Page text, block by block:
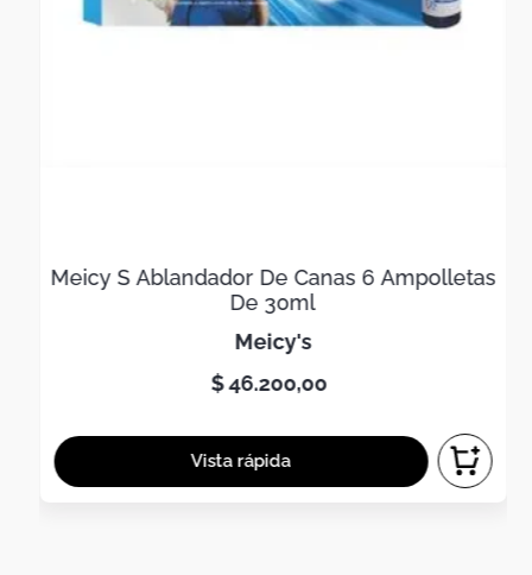
Meicy S Ablandador De Canas 6 Ampolletas
De 30ml
meicy's
$46.200,00